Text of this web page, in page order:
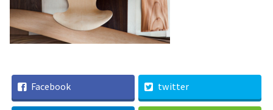
Facebook twitter